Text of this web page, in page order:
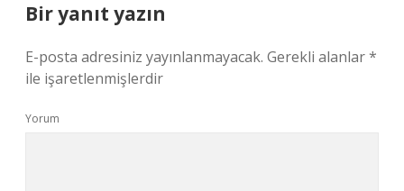
Bir yanıt yazın
E-posta adresiniz yayınlanmayacak. Gerekli alanlar*
ile işaretlenmişlerdir
Yorum